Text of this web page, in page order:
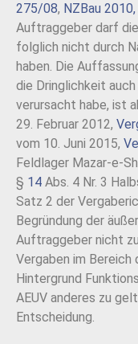
275/08, NZBau 2010,
Auftraggeber darf
folglich nicht durch
haben. Die
die Dringlichkeit
verursacht habe, ist
29. Februar 2012,
vom 10. Juni 2015,
Feldlager Mazar-e-
§ 14 Abs. 4 Nr. 3
Satz 2 der
Begründung der
Auftraggeber nicht
Vergaben im Bereich
Hintergrund
AEUV anderes zu
Entscheidung.